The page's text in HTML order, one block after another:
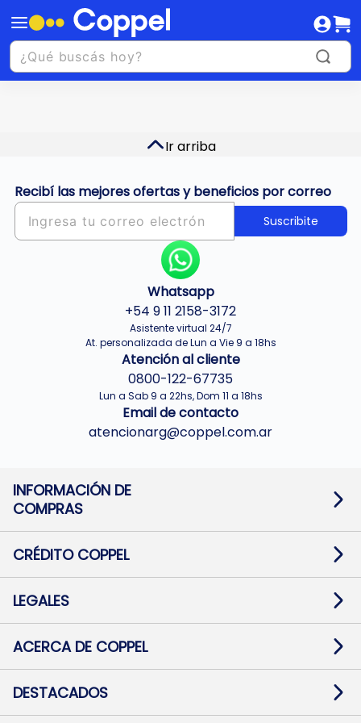
Ir arriba
Recibí las mejores ofertas y beneficios por correo
Suscribite
Whatsapp
+54 9 11 2158-3172
Asistente virtual 24/7
At. personalizada de Lun a Vie 9 a 18hs
Atención al cliente
0800-122-67735
Lun a Sab 9 a 22hs, Dom 11 a 18hs
Email de contacto
atencionarg@coppel.com.ar
INFORMACIÓN DE
COMPRAS
Términos y condiciones
Botón de arrepentimiento
Mapa de sitio
CRÉDITO COPPEL
Solicitar Crédito
Medios de Pago
Pago Fácil Online
LEGALES
Baja contratos
Defensa al consumidor CABA
ACERCA DE COPPEL
Trabajá con Nosotros
Preguntas Frecuentes
DESTACADOS